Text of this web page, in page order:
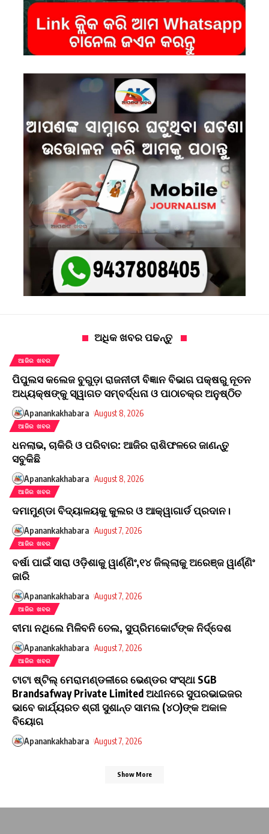
ଅଧିକ ଖବର ପଢନ୍ତୁ
ଆଜିର ଖବର
ପିପୁଲସ କଲେଜ ବୁଗୁଡ଼ା ରାଜନୀତୀ ବିଜ୍ଞାନ ବିଭାଗ ପକ୍ଷରୁ ନୂତନ
ଅଧ୍ୟକ୍ଷଙ୍କୁ ସ୍ୱାଗତ ସମ୍ବର୍ଦ୍ଧନା ଓ ପାଠାଚକ୍ର ଅନୁଷ୍ଠିତ
Apanankakhabara August 8, 2026
ଆଜିର ଖବର
ଧନଲାଭ, ଚାକିରି ଓ ପରିବାର: ଆଜିର ରାଶିଫଳରେ ଜାଣନ୍ତୁ
ସବୁକିଛି
Apanankakhabara August 8, 2026
ଆଜିର ଖବର
ଦମାମୁଣ୍ଡା ବିଦ୍ୟାଳୟକୁ କୁଲର ଓ ଆକ୍ୱାଗାର୍ଡ ପ୍ରଦାନ।
Apanankakhabara August 7, 2026
ଆଜିର ଖବର
ବର୍ଷା ପାଇଁ ସାରା ଓଡ଼ିଶାକୁ ୱାର୍ଣ୍ଣିଂ,୧୪ ଜିଲ୍ଲାକୁ ଅରେଞ୍ଜ ୱାର୍ଣ୍ଣିଂ
ଜାରି
Apanankakhabara August 7, 2026
ଆଜିର ଖବର
ବୀମା ନଥିଲେ ମିଳିବନି ତେଲ, ସୁପ୍ରିମକୋର୍ଟଙ୍କ ନିର୍ଦ୍ଦେଶ
Apanankakhabara August 7, 2026
ଆଜିର ଖବର
ଟାଟା ଷ୍ଟିଲ୍ ମେରାମଣ୍ଡଳୀରେ ଭେଣ୍ଡର ସଂସ୍ଥା SGB
Brandsafway Private Limited ଅଧୀନରେ ସୁପରଭାଇଜର
ଭାବେ କାର୍ଯ୍ୟରତ ଶ୍ରୀ ସୁଶାନ୍ତ ସାମଲ (୪୦)ଙ୍କ ଅକାଳ
ବିୟୋଗ
Apanankakhabara August 7, 2026
Show More